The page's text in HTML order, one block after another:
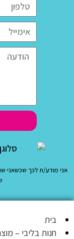
אני מודע/ת לכך שכשאני
בית
חנות בליבי –